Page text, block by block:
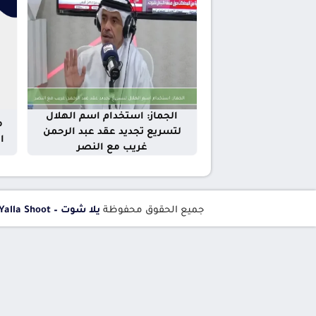
الجماز: استخدام اسم الهلال
لتسريع تجديد عقد عبد الرحمن
غريب مع النصر
جميع الحقوق محفوظة يلا شوت – Yalla Shoot